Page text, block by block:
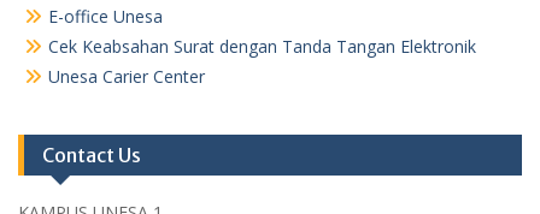
E-office Unesa
Cek Keabsahan Surat dengan Tanda Tangan Elektronik
Unesa Carier Center
Contact Us